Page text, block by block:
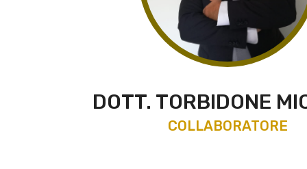
DOTT. TORBIDONE
COLLABORATORE